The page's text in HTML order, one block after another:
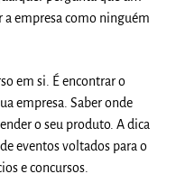
a empresa como ninguém
em si. É encontrar o
empresa. Saber onde
o seu produto. A dica
eventos voltados para o
e concursos.